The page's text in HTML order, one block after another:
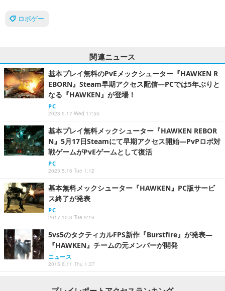
ロボゲー
関連ニュース
基本プレイ無料のPvEメックシューター『HAWKEN R
EBORN』Steam早期アクセス配信―PCでは5年ぶりと
なる『HAWKEN』が登場！
PC
2023.5.17 Wed 17:55
基本プレイ無料メックシューター『HAWKEN REBOR
N』5月17日Steamにて早期アクセス開始―PvPロボ対
戦ゲームがPvEゲームとして復活
PC
2023.5.16 Tue 1:12
基本無料メックシューター『HAWKEN』PC版サービ
ス終了が発表
PC
2017.10.3 Tue 9:16
5vs5のタクティカルFPS新作『Burstfire』が発表―
『HAWKEN』チームの元メンバーが開発
ニュース
2015.6.11 Thu 1:37